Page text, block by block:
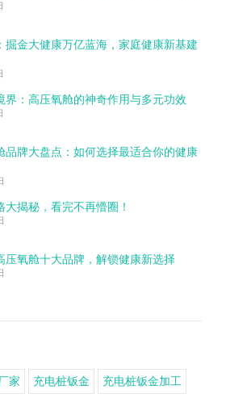
掘金大健康万亿蓝海，家庭健康新基建
界：高压氧舱的神奇作用与多元功效
品牌大盘点：如何选择最适合你的健康
大揭秘，看完不再懵圈！
压氧舱十大品牌，解锁健康新选择
家 充电桩钣金 充电桩钣金加工